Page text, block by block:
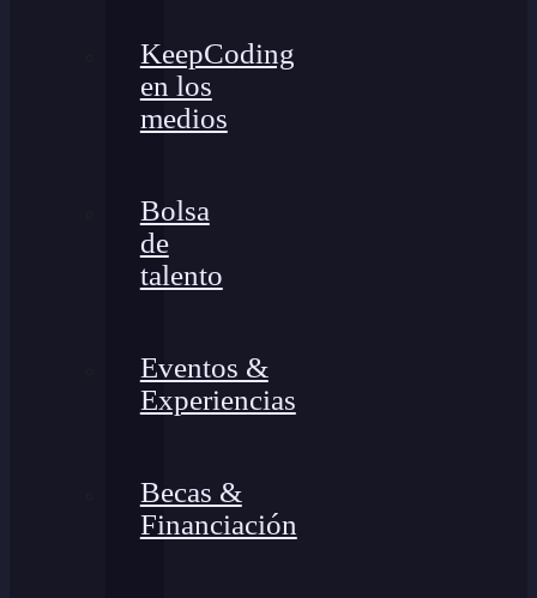
KeepCoding
en los
medios
Bolsa
de
talento
Eventos &
Experiencias
Becas &
Financiación